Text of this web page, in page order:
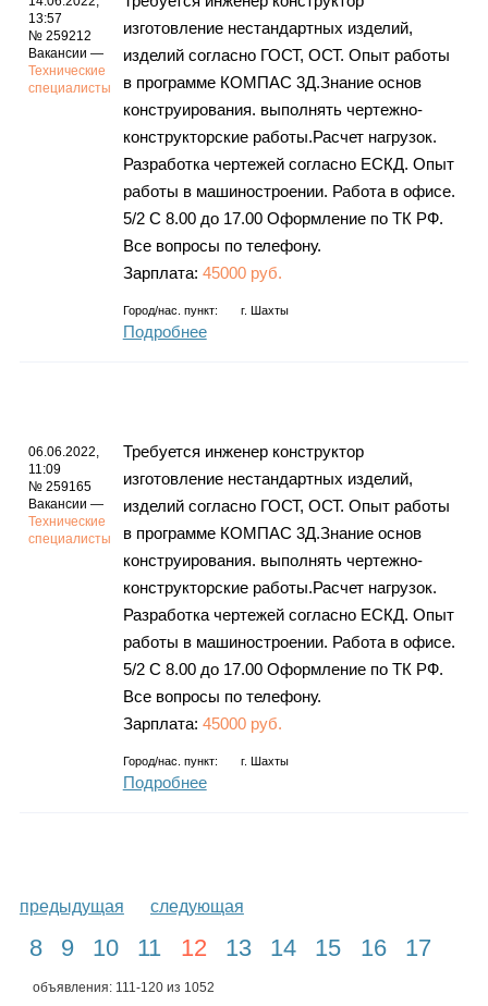
13:57
№ 259212
Вакансии —
Технические
специалисты
изготовление нестандартных изделий,
изделий согласно ГОСТ, ОСТ. Опыт работы
в программе КОМПАС 3Д.Знание основ
конструирования. выполнять чертежно-
конструкторские работы.Расчет нагрузок.
Разработка чертежей согласно ЕСКД. Опыт
работы в машиностроении. Работа в офисе.
5/2 С 8.00 до 17.00 Оформление по ТК РФ.
Все вопросы по телефону.
Зарплата: 45000 руб.
Город/нас. пункт: г. Шахты
Подробнее
06.06.2022,
11:09
№ 259165
Вакансии —
Технические
специалисты
Требуется инженер конструктор
изготовление нестандартных изделий,
изделий согласно ГОСТ, ОСТ. Опыт работы
в программе КОМПАС 3Д.Знание основ
конструирования. выполнять чертежно-
конструкторские работы.Расчет нагрузок.
Разработка чертежей согласно ЕСКД. Опыт
работы в машиностроении. Работа в офисе.
5/2 С 8.00 до 17.00 Оформление по ТК РФ.
Все вопросы по телефону.
Зарплата: 45000 руб.
Город/нас. пункт: г. Шахты
Подробнее
предыдущая следующая
8 9 10 11 12 13 14 15 16 17
объявления: 111-120 из 1052